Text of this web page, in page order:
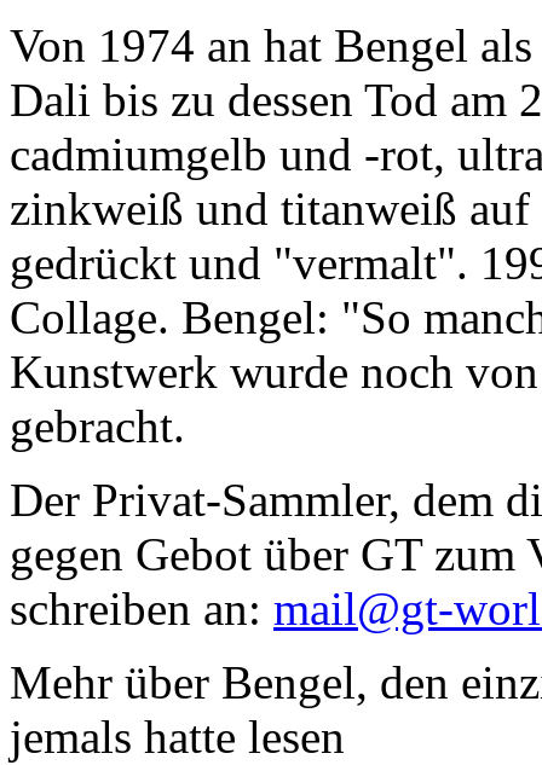
Von 1974 an hat Bengel
Dali bis zu dessen Tod am
cadmiumgelb und -rot,
zinkweiß und titanweiß
gedrückt und "vermalt".
Collage. Bengel: "So
Kunstwerk wurde noch
gebracht.
Der Privat-Sammler, dem
gegen Gebot über GT zum
schreiben an: mail@gt-
Mehr über Bengel, den
jemals hatte lesen